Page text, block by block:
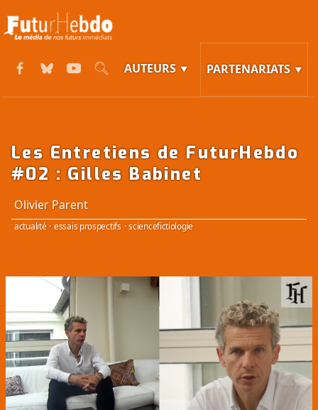
AUTEURS PARTENARIATS
Les Entretiens de FuturHebdo
#02 : Gilles Babinet
Olivier Parent
actualité · essais prospectifs · sciencefictiologie